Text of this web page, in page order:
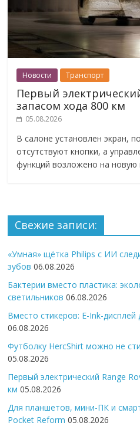
Новости Транспорт
Первый
запасом хода 800 км
05.08.2026
В салоне установлен экран,
отсутствуют кнопки, а
функций возложено на новую
Свежие записи:
«Умная» щётка Philips с ИИ
зубов 06.08.2026
Бактерии вместо пластика:
светильников 06.08.2026
Вместо стикеров: E-Ink-
06.08.2026
Футболку HercShirt можно не
05.08.2026
Первый электрический Range
км 05.08.2026
Для планшетов, мини-ПК и
Pocket Reform 05.08.2026